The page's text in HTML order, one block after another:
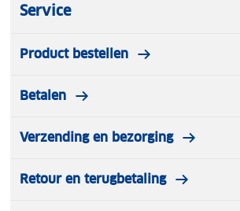
Service
Product bestellen
Betalen
Verzending en bezorging
Retour en terugbetaling